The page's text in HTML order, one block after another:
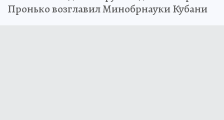
Пронько возглавил Минобрнауки Кубани